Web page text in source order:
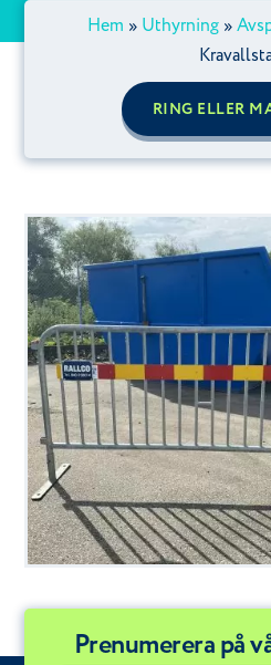
Hem » Uthyrning »
RING ELLER
Prenumerera på